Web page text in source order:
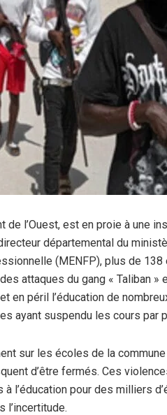
de l’Ouest, est en proie à une
départemental du
(MENFP), plus de
attaques du gang « Taliban »
en péril l’éducation de
ayant suspendu les cours par
sur les écoles de la
d’être fermés. Ces
à l’éducation pour des milliers
l’incertitude.